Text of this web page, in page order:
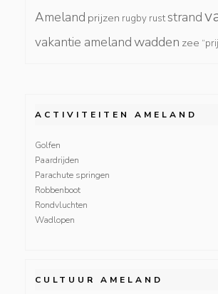
Ameland prijzen rugby ruststrand
vakantie amelandwadden zee
ACTIVITEITEN AMELAND
Golfen
Paardrijden
Parachute springen
Robbenboot
Rondvluchten
Wadlopen
CULTUUR AMELAND